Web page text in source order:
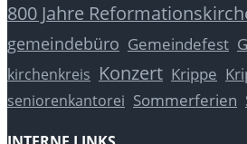
800 Jahre
gemeindebüro Gemeindefest
kirchenkreis Konzert Krippe
seniorenkantorei Sommerferien